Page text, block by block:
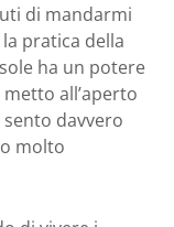
di mandarmi
pratica della
ha un potere
all’aperto
sento davvero
molto